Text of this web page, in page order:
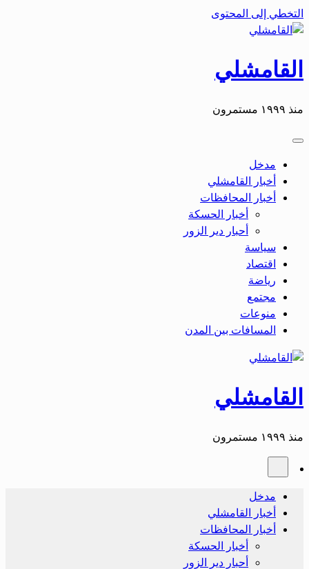
التخطي إلى المحتوى
القامشلي
منذ ١٩٩٩ مستمرون
مدخل
أخبار القامشلي
أخبار المحافظات
أخبار الحسكة
أحبار دير الزور
سياسة
اقتصاد
رياضة
مجتمع
منوعات
المسافات بين المدن
القامشلي
منذ ١٩٩٩ مستمرون
مدخل
أخبار القامشلي
أخبار المحافظات
أخبار الحسكة
أحبار دير الزور